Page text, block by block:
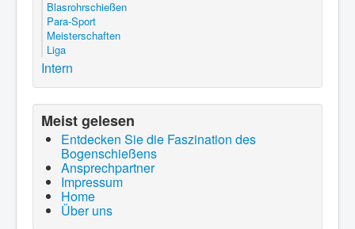
Blasrohrschießen
Para-Sport
Meisterschaften
Liga
Intern
Meist gelesen
Entdecken Sie die Faszination des
Bogenschießens
Ansprechpartner
Impressum
Home
Über uns